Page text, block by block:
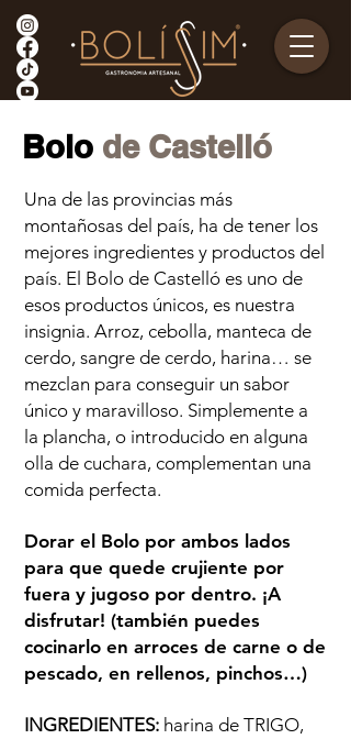
Bolo de Castelló
Una de las provincias más
montañosas del país, ha de tener los
mejores ingredientes y productos del
país. El Bolo de Castelló es uno de
esos productos únicos, es nuestra
insignia. Arroz, cebolla, manteca de
cerdo, sangre de cerdo, harina… se
mezclan para conseguir un sabor
único y maravilloso. Simplemente a
la plancha, o introducido en alguna
olla de cuchara, complementan una
comida perfecta.
Dorar el Bolo por ambos lados
para que quede crujiente por
fuera y jugoso por dentro. ¡A
disfrutar! (también puedes
cocinarlo en arroces de carne o de
pescado, en rellenos, pinchos…)
INGREDIENTES: harina de TRIGO,